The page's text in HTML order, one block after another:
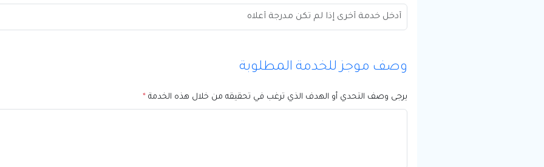
وصف موجز للخدمة المطلوبة
يرجى وصف التحدي أو الهدف الذي ترغب في تحقيقه من خلال هذه الخدمة *